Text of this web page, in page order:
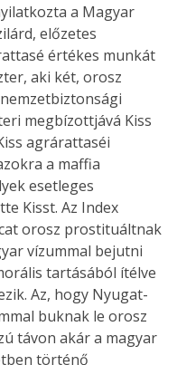
a Magyar
előzetes
értékes munkát
aki két, orosz
megbízottjává Kiss
agrárattaséi
a maffia
esetleges
Kisst. Az Index
orosz prostituáltnak
vízummal bejutni
tartásából ítélve
Az, hogy Nyugat-
buknak le orosz
távon akár a magyar
történő